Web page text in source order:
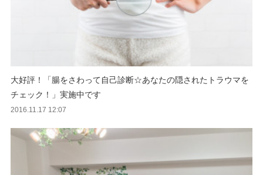
大好評！「腸をさわって自己診断☆あなたの隠されたトラウマを
チェック！」実施中です
2016.11.17 12:07